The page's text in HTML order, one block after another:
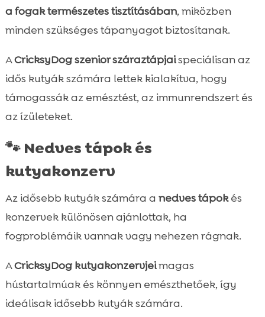
a fogak természetes tisztításában, miközben
minden szükséges tápanyagot biztosítanak.
ACricksyDog szenior száraztápjaispeciálisan az
idős kutyák számára lettek kialakítva, hogy
támogassák az emésztést, az immunrendszert és
az ízületeket.
🐾 Nedves tápok és
kutyakonzerv
Az idősebb kutyák számára a nedves tápokés
konzervek különösen ajánlottak, ha
fogproblémáik vannak vagy nehezen rágnak.
ACricksyDog kutyakonzervjeimagas
hústartalmúak és könnyen emészthetőek, így
ideálisak idősebb kutyák számára.